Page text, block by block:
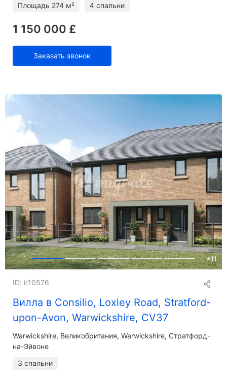
Площадь 274 м² 4 спальни
1 150 000 £
Заказать звонок
+11
Вилла в Consilio, Loxley Road, Stratford-
upon-Avon, Warwickshire, CV37
ID: ir10576
Warwickshire Великобритания, Warwickshire, Стратфорд-
на-Эйвоне
3 спальни